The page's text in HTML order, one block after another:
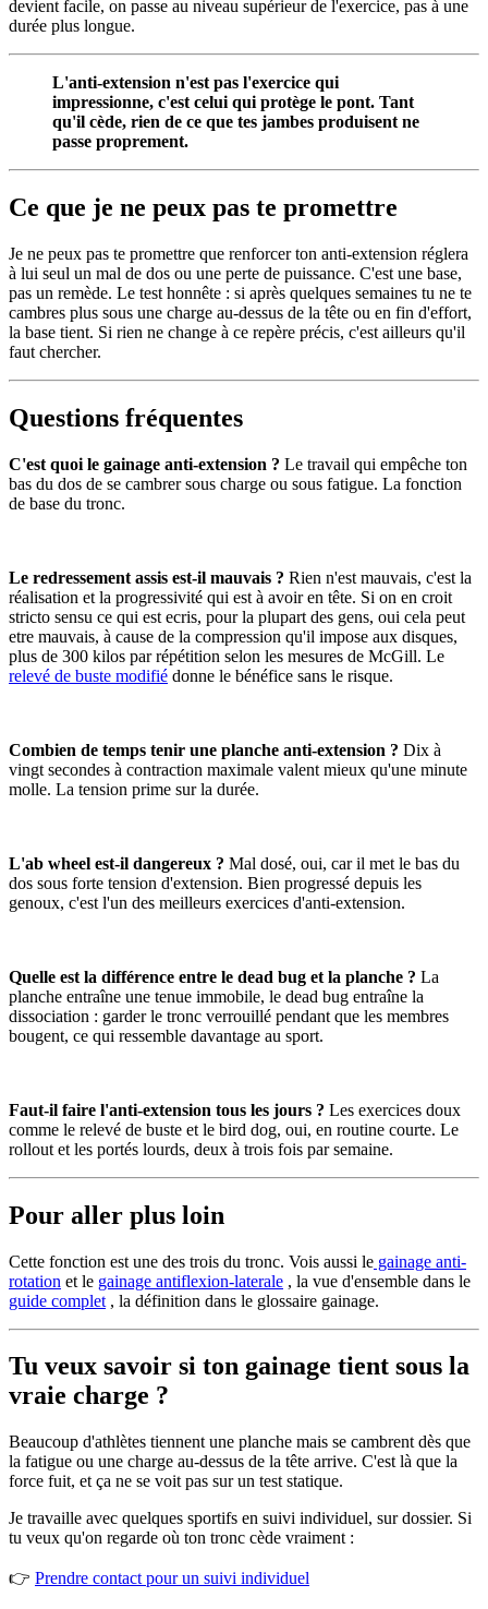
devient facile, on passe au niveau supérieur de l'exercice, pas à une
durée plus longue.
L'anti-extension n'est pas l'exercice qui
impressionne, c'est celui qui protège le pont. Tant
qu'il cède, rien de ce que tes jambes produisent ne
passe proprement.
Ce que je ne peux pas te promettre
Je ne peux pas te promettre que renforcer ton anti-extension réglera
à lui seul un mal de dos ou une perte de puissance. C'est une base,
pas un remède. Le test honnête : si après quelques semaines tu ne te
cambres plus sous une charge au-dessus de la tête ou en fin d'effort,
la base tient. Si rien ne change à ce repère précis, c'est ailleurs qu'il
faut chercher.
Questions fréquentes
C'est quoi le gainage anti-extension ? Le travail qui empêche ton
bas du dos de se cambrer sous charge ou sous fatigue. La fonction
de base du tronc.
Le redressement assis est-il mauvais ? Rien n'est mauvais, c'est la
réalisation et la progressivité qui est à avoir en tête. Si on en croit
stricto sensu ce qui est ecris, pour la plupart des gens, oui cela peut
etre mauvais, à cause de la compression qu'il impose aux disques,
plus de 300 kilos par répétition selon les mesures de McGill. Le
relevé de buste modifié donne le bénéfice sans le risque.
Combien de temps tenir une planche anti-extension ? Dix à
vingt secondes à contraction maximale valent mieux qu'une minute
molle. La tension prime sur la durée.
L'ab wheel est-il dangereux ? Mal dosé, oui, car il met le bas du
dos sous forte tension d'extension. Bien progressé depuis les
genoux, c'est l'un des meilleurs exercices d'anti-extension.
Quelle est la différence entre le dead bug et la planche ? La
planche entraîne une tenue immobile, le dead bug entraîne la
dissociation : garder le tronc verrouillé pendant que les membres
bougent, ce qui ressemble davantage au sport.
Faut-il faire l'anti-extension tous les jours ? Les exercices doux
comme le relevé de buste et le bird dog, oui, en routine courte. Le
rollout et les portés lourds, deux à trois fois par semaine.
Pour aller plus loin
Cette fonction est une des trois du tronc. Vois aussi le gainage anti-
rotation et le gainage antiflexion-laterale , la vue d'ensemble dans le
guide complet , la définition dans le glossaire gainage.
Tu veux savoir si ton gainage tient sous la
vraie charge ?
Beaucoup d'athlètes tiennent une planche mais se cambrent dès que
la fatigue ou une charge au-dessus de la tête arrive. C'est là que la
force fuit, et ça ne se voit pas sur un test statique.
Je travaille avec quelques sportifs en suivi individuel, sur dossier. Si
tu veux qu'on regarde où ton tronc cède vraiment :
👉 Prendre contact pour un suivi individuel